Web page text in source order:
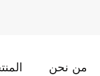
من نحن